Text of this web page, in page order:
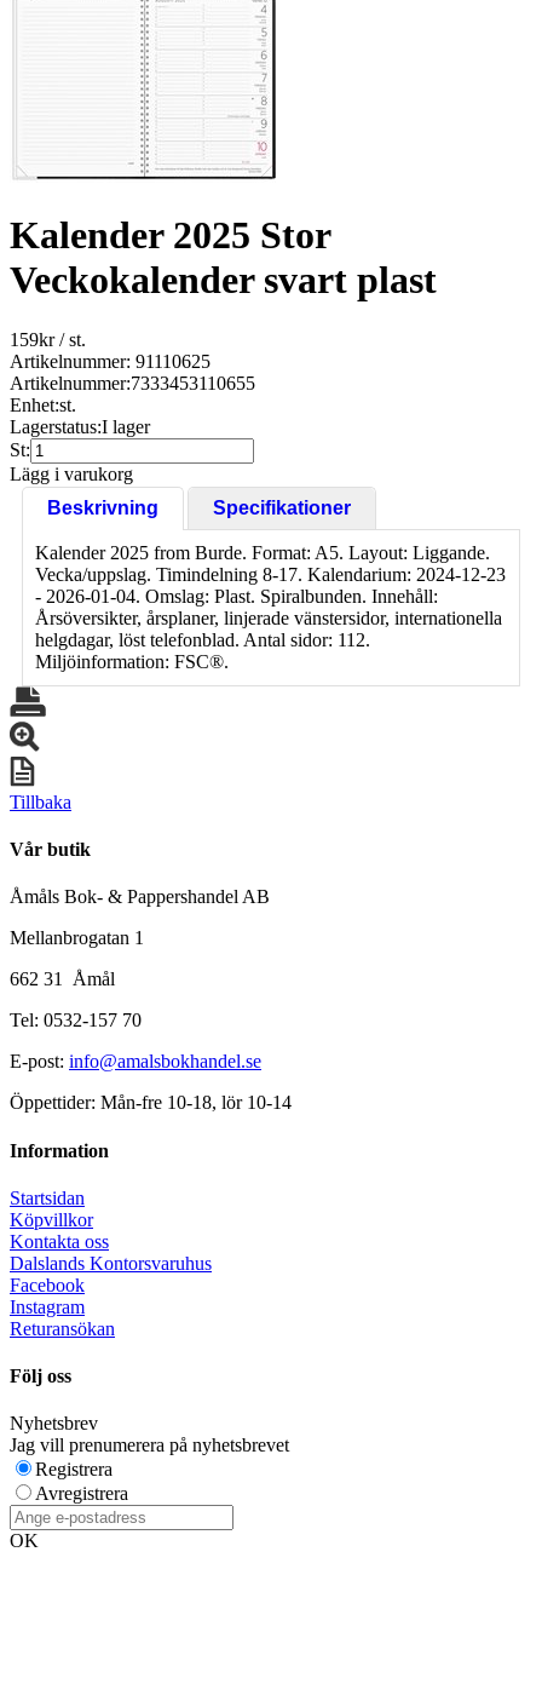
Kalender 2025 Stor
Veckokalender svart plast
159kr/ st.
Artikelnummer: 91110625
Artikelnummer:7333453110655
Enhet:st.
Lagerstatus:I lager
St:
Lägg i varukorg
Beskrivning
Specifikationer
Kalender 2025 from Burde. Format: A5. Layout: Liggande.
Vecka/uppslag. Timindelning 8-17. Kalendarium: 2024-12-23
- 2026-01-04. Omslag: Plast. Spiralbunden. Innehåll:
Årsöversikter, årsplaner, linjerade vänstersidor, internationella
helgdagar, löst telefonblad. Antal sidor: 112.
Miljöinformation: FSC®.
Tillbaka
Vår butik
Åmåls Bok- & Pappershandel AB
Mellanbrogatan 1
662 31 Åmål
Tel: 0532-157 70
E-post: info@amalsbokhandel.se
Öppettider: Mån-fre 10-18, lör 10-14
Information
Startsidan
Köpvillkor
Kontakta oss
Dalslands Kontorsvaruhus
Facebook
Instagram
Returansökan
Följ oss
Nyhetsbrev
Jag vill prenumerera på nyhetsbrevet
Registrera
Avregistrera
OK